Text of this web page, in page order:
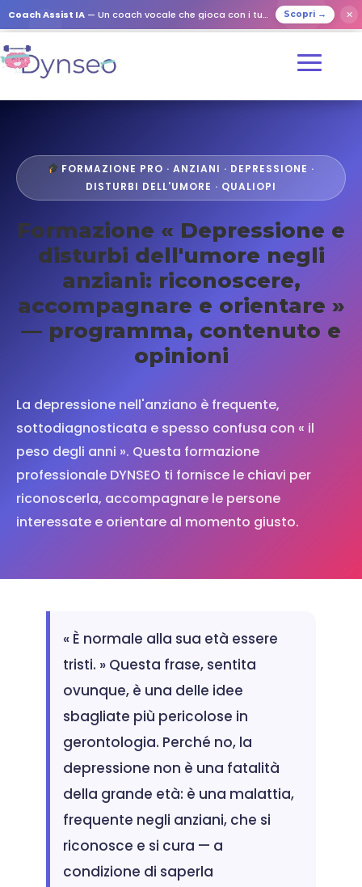
Coach Assist IA — Un coach vocale che gioca con i tuoi cari Scopri → ✕
FORMAZIONE PRO · ANZIANI · DEPRESSIONE ·
DISTURBI DELL'UMORE · QUALIOPI
Formazione « Depressione e
disturbi dell'umore negli
anziani: riconoscere,
accompagnare e orientare »
— programma, contenuto e
opinioni
La depressione nell'anziano è frequente,
sottodiagnosticata e spesso confusa con « il
peso degli anni ». Questa formazione
professionale DYNSEO ti fornisce le chiavi per
riconoscerla, accompagnare le persone
interessate e orientare al momento giusto.
« È normale alla sua età essere
tristi. » Questa frase, sentita
ovunque, è una delle idee
sbagliate più pericolose in
gerontologia. Perché no, la
depressione non è una fatalità
della grande età: è una malattia,
frequente negli anziani, che si
riconosce e si cura — a
condizione di saperla